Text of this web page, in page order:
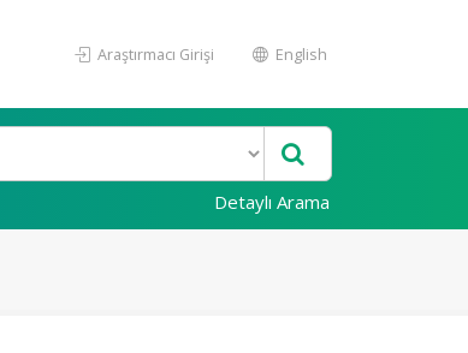
Araştırmacı Girişi English
Detaylı Arama